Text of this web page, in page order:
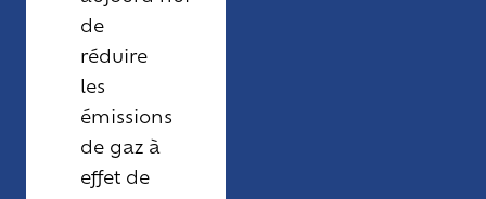
de
réduire
les
émissions
de gaz à
effet de